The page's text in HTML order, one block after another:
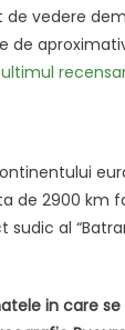
de vedere
de
de 2900 km
al
in care